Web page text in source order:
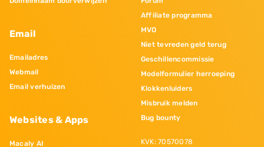
Email
Emailadres
Webmail
Email verhuizen
Websites & Apps
Macaly AI
Affiliate programma
MVO
Niet tevreden geld terug
Geschillencommissie
Modelformulier herroeping
Klokkenluiders
Misbruik melden
Bug bounty
KVK: 70570078